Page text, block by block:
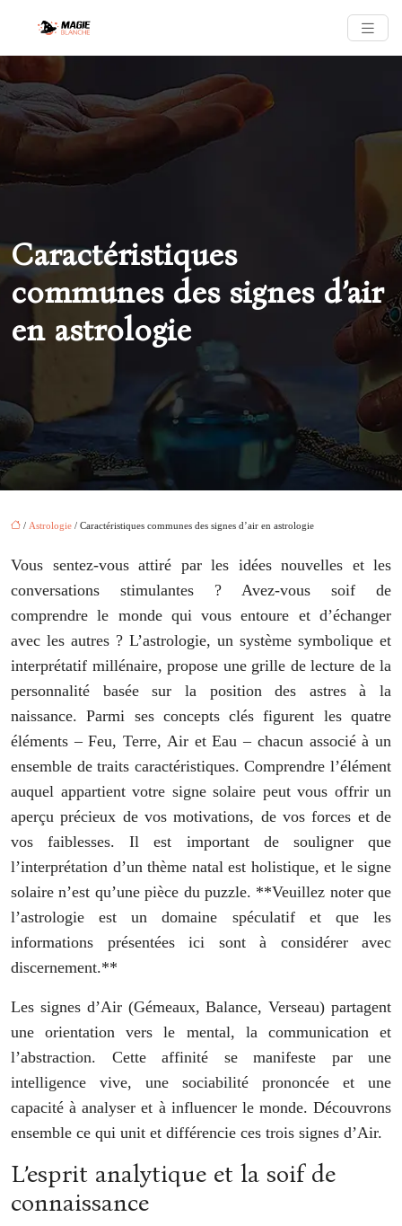
Caractéristiques
communes des signes d’air
en astrologie
/ Astrologie / Caractéristiques communes des signes d’air en astrologie
Vous sentez-vous attiré par les idées nouvelles et les
conversations stimulantes ? Avez-vous soif de
comprendre le monde qui vous entoure et d’échanger
avec les autres ? L’astrologie, un système symbolique et
interprétatif millénaire, propose une grille de lecture de la
personnalité basée sur la position des astres à la
naissance. Parmi ses concepts clés figurent les quatre
éléments – Feu, Terre, Air et Eau – chacun associé à un
ensemble de traits caractéristiques. Comprendre l’élément
auquel appartient votre signe solaire peut vous offrir un
aperçu précieux de vos motivations, de vos forces et de
vos faiblesses. Il est important de souligner que
l’interprétation d’un thème natal est holistique, et le signe
solaire n’est qu’une pièce du puzzle. **Veuillez noter que
l’astrologie est un domaine spéculatif et que les
informations présentées ici sont à considérer avec
discernement.**
Les signes d’Air (Gémeaux, Balance, Verseau) partagent
une orientation vers le mental, la communication et
l’abstraction. Cette affinité se manifeste par une
intelligence vive, une sociabilité prononcée et une
capacité à analyser et à influencer le monde. Découvrons
ensemble ce qui unit et différencie ces trois signes d’Air.
L’esprit analytique et la soif de
connaissance